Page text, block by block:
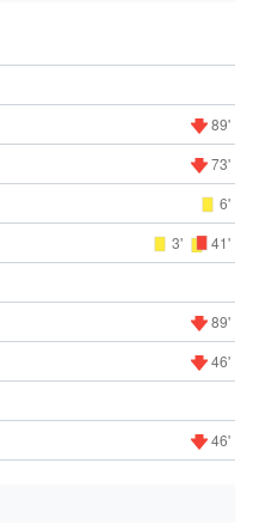
89'
73'
6'
3' 41'
89'
46'
46'